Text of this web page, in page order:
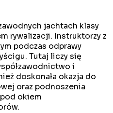
jachtach klasy
rywalizacji. Instruktorzy z
podczas odprawy
Tutaj liczy się
i
doskonała okazja do
oraz podnoszenia
okiem